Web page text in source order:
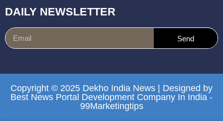
DAILY NEWSLETTER
Send
Copyright © 2025 Dekho India News | Designed by
Best News Portal Development Company In India -
99Marketingtips